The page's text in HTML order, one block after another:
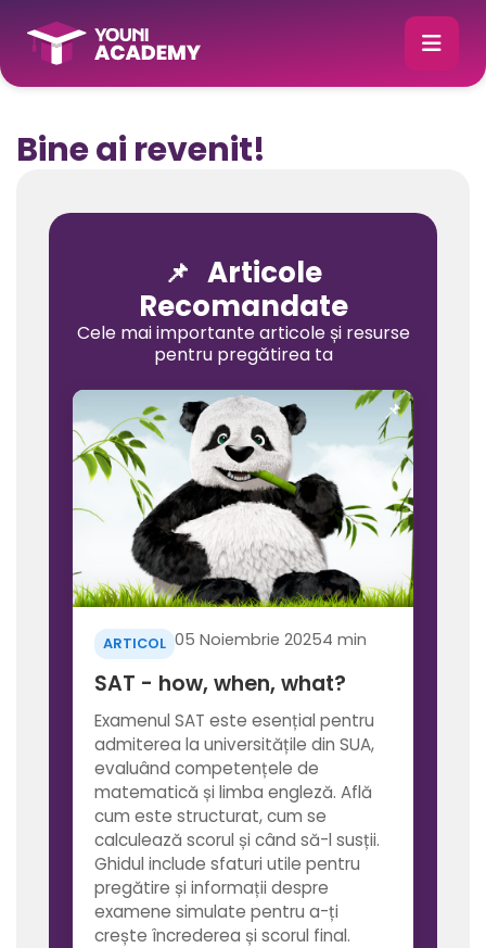
Bine ai revenit!
📌 Articole
Recomandate
Cele mai importante articole și resurse
pentru pregătirea ta
ARTICOL 05 Noiembrie 20254 min
SAT - how, when, what?
Examenul SAT este esențial pentru
admiterea la universitățile din SUA,
evaluând competențele de
matematică și limba engleză. Află
cum este structurat, cum se
calculează scorul și când să-l susții.
Ghidul include sfaturi utile pentru
pregătire și informații despre
examene simulate pentru a-ți
crește încrederea și scorul final.